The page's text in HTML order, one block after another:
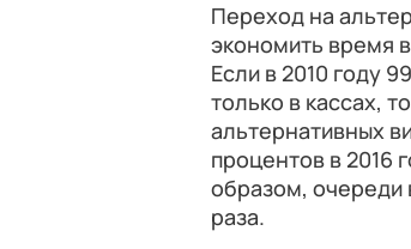
Переход на
экономить время
Если в 2010 году
только в кассах,
альтернативных
процентов в 2016
образом, очереди
раза.